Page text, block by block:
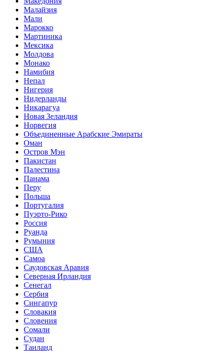
Малайзия
Мали
Марокко
Мартиника
Мексика
Молдова
Монако
Намибия
Непал
Нигерия
Нидерланды
Никарагуа
Новая Зеландия
Норвегия
Объединенные Арабские Эмираты
Оман
Остров Мэн
Пакистан
Палестина
Панама
Перу
Польша
Португалия
Пуэрто-Рико
Россия
Руанда
Румыния
США
Самоа
Саудовская Аравия
Северная Ирландия
Сенегал
Сербия
Сингапур
Словакия
Словения
Сомали
Судан
Таиланд